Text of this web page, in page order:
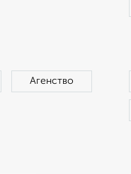
Агенство